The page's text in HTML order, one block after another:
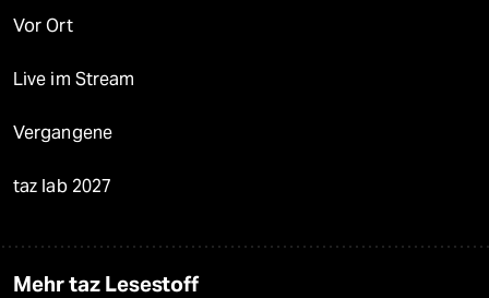
Vor Ort
Live im Stream
Vergangene
taz lab 2027
Mehr taz Lesestoff